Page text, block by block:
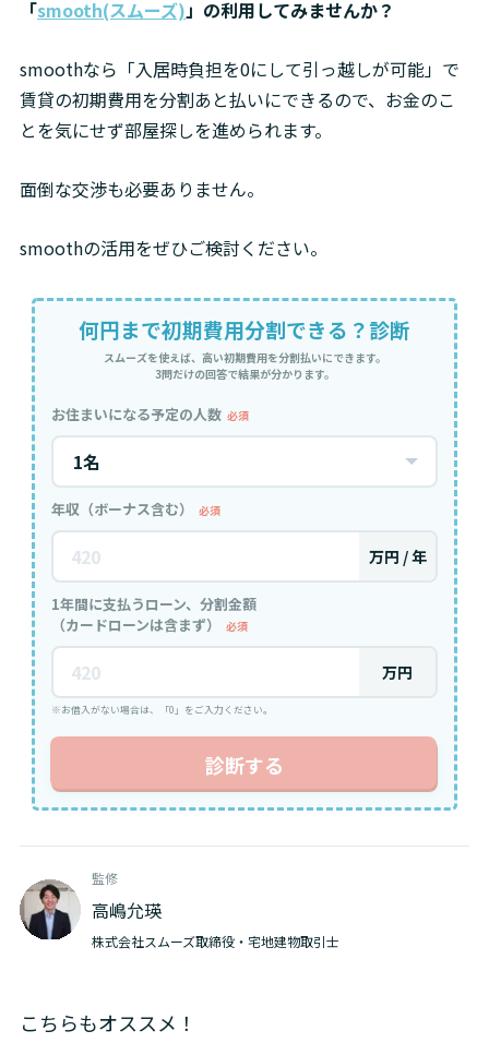
「smooth(スムーズ)」の利用してみませんか？
smoothなら「入居時負担を0にして引っ越しが可能」で
賃貸の初期費用を分割あと払いにできるので、お金のこ
とを気にせず部屋探しを進められます。
面倒な交渉も必要ありません。
smoothの活用をぜひご検討ください。
何円まで初期費用分割できる？診断
スムーズを使えば、高い初期費用を分割払いにできます。
3問だけの回答で結果が分かります。
お住まいになる予定の人数 必須
年収（ボーナス含む） 必須
万円 / 年
1年間に支払うローン、分割金額
（カードローンは含まず）
必須
万円
※お借入がない場合は、「0」をご入力ください。
診断する
監修
高嶋允瑛
株式会社スムーズ取締役・宅地建物取引士
こちらもオススメ！